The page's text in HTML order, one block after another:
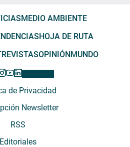
MEDIO AMBIENTE
HOJA DE RUTA
OPINIÓNMUNDO
de Privacidad
Newsletter
RSS
Editoriales